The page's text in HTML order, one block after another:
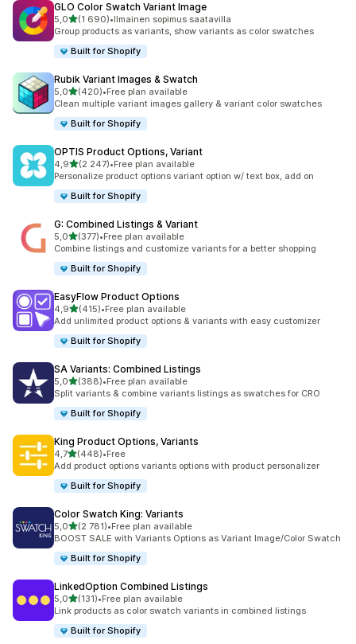
GLO Color Swatch Variant Image
5,0/ 5 tähteä
(1 690)
1690 arvostelua yhteensä
•Ilmainen sopimus saatavilla
Group products as variants, show variants as color swatches
Built for Shopify
Rubik Variant Images & Swatch
5,0/ 5 tähteä
(420)
420 arvostelua yhteensä
•Free plan available
Clean multiple variant images gallery & variant color swatches
Built for Shopify
OPTIS Product Options, Variant
4,9/ 5 tähteä
(2 247)
2247 arvostelua yhteensä
•Free plan available
Personalize product options variant option w/ text box, add on
Built for Shopify
G: Combined Listings & Variant
5,0/ 5 tähteä
(377)
377 arvostelua yhteensä
•Free plan available
Combine listings and customize variants for a better shopping
Built for Shopify
EasyFlow Product Options
4,9/ 5 tähteä
(415)
415 arvostelua yhteensä
•Free plan available
Add unlimited product options & variants with easy customizer
Built for Shopify
SA Variants: Combined Listings
5,0/ 5 tähteä
(388)
388 arvostelua yhteensä
•Free plan available
Split variants & combine variants listings as swatches for CRO
Built for Shopify
King Product Options, Variants
4,7/ 5 tähteä
(448)
448 arvostelua yhteensä
•Free
Add product options variants options with product personalizer
Built for Shopify
Color Swatch King: Variants
5,0/ 5 tähteä
(2 781)
2781 arvostelua yhteensä
•Free plan available
BOOST SALE with Variants Options as Variant Image/Color Swatch
Built for Shopify
LinkedOption Combined Listings
5,0/ 5 tähteä
(131)
131 arvostelua yhteensä
•Free plan available
Link products as color swatch variants in combined listings
Built for Shopify